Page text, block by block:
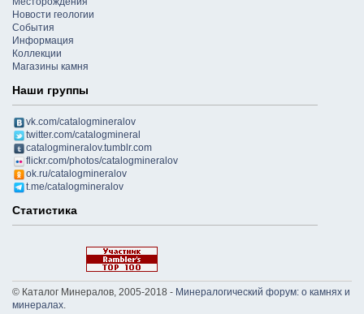
Новости геологии
События
Информация
Коллекции
Магазины камня
Наши группы
vk.com/catalogmineralov
twitter.com/catalogmineral
catalogmineralov.tumblr.com
flickr.com/photos/catalogmineralov
ok.ru/catalogmineralov
t.me/catalogmineralov
Статистика
© Каталог Минералов, 2005-2018 - Минералогический форум: о камнях и
минералах